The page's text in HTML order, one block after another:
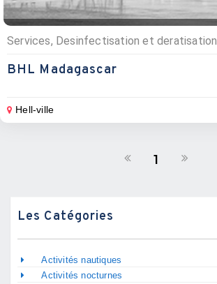
Services, Desinfectisation et deratisation
BHL Madagascar
Hell-ville
1
Les Catégories
Activités nautiques
Activités nocturnes